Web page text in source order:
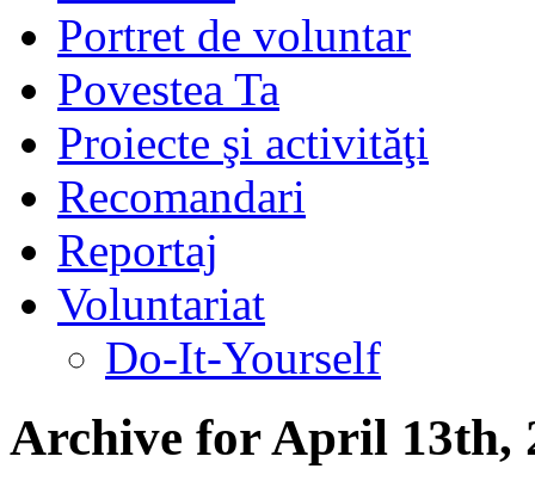
Portret de voluntar
Povestea Ta
Proiecte şi activităţi
Recomandari
Reportaj
Voluntariat
Do-It-Yourself
Archive for April 13th,